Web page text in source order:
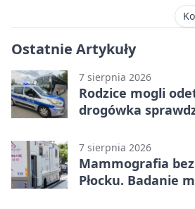
Ostatnie Artykuły
7 sierpnia 2026
Rodzice mogli
drogówka
7 sierpnia 2026
Mammografia
Płocku. Badanie